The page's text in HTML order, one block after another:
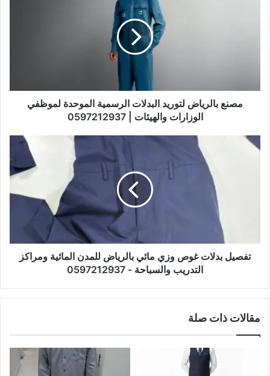
مصنع بالرياض لتوريد البدلات الرسمية الموحدة لموظفي
الوزارات والهيئات | 0597212937
تفصيل بدلات غوص وزي مائي بالرياض للمدن المائية ومراكز
التدريب والسباحة - 0597212937
مقالات ذات صلة